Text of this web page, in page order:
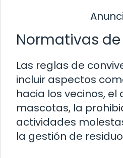
Normativas
Las reglas de
incluir aspectos
hacia los vecinos, el
mascotas, la
actividades
la gestión de